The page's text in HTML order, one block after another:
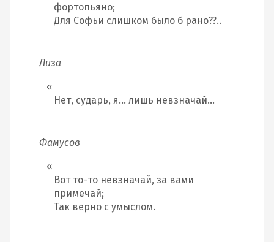
фортопьяно;
Для Софьи слишком было б рано??..
Лиза
Нет, сударь, я… лишь невзначай…
Фамусов
Вот то-то невзначай, за вами
примечай;
Так верно с умыслом.